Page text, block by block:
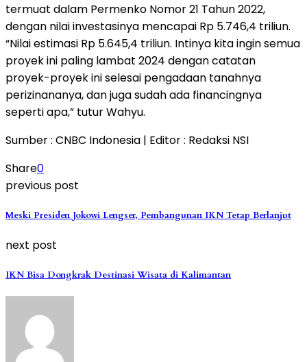
termuat dalam Permenko Nomor 21 Tahun 2022,
dengan nilai investasinya mencapai Rp 5.746,4 triliun.
“Nilai estimasi Rp 5.645,4 triliun. Intinya kita ingin semua
proyek ini paling lambat 2024 dengan catatan
proyek-proyek ini selesai pengadaan tanahnya
perizinananya, dan juga sudah ada financingnya
seperti apa,” tutur Wahyu.
Sumber : CNBC Indonesia | Editor : Redaksi NSI
Share0
previous post
Meski Presiden Jokowi Lengser, Pembangunan IKN Tetap Berlanjut
next post
IKN Bisa Dongkrak Destinasi Wisata di Kalimantan